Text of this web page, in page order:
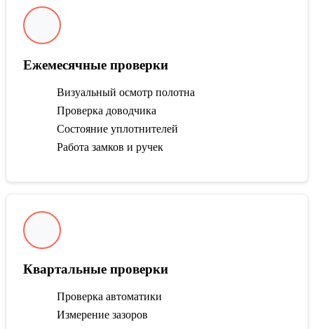
Ежемесячные проверки
Визуальный осмотр полотна
Проверка доводчика
Состояние уплотнителей
Работа замков и ручек
Квартальные проверки
Проверка автоматики
Измерение зазоров